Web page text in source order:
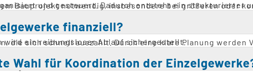
und gesteuert. Dadurch entsteht ein strukturierter
Bauprojekt notwendig, insbesondere bei größeren oder
Je früher sie beginnt, desto besser lassen sich
wird ein reibungsloser Ablauf sichergestellt.
finanziell?
die sich schnell auszahlt. Durch eine klare Planung werden
können reduziert werden. Dadurch sinken die Kosten für
Zudem wird die Qualität der Arbeiten verbessert.
Wahl für Koordination der